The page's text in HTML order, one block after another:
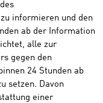
informieren und den
ab der Information
alle zur
gegen den
24 Stunden ab
setzen. Davon
einer